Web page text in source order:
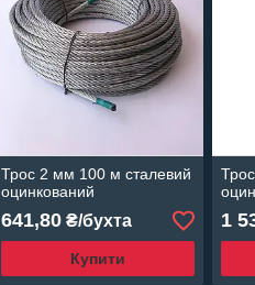
Трос 2 мм 100 м сталевий
оцинкований
641,80₴/бухта
Купити
1